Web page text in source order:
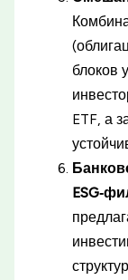
блоков
ETF, а